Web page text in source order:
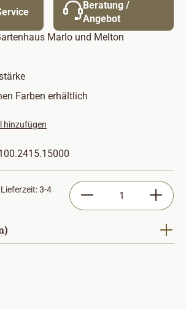
Beratung /
Angebot
Marlo und Melton
Farben erhältlich
hinzufügen
3-4
Produkt Anzahl: